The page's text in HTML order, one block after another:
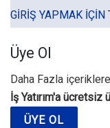
GIRIŞ YAPMAK IÇIN
Üye Ol
Daha Fazla
İş Yatırım'a ücretsiz
ÜYE OL